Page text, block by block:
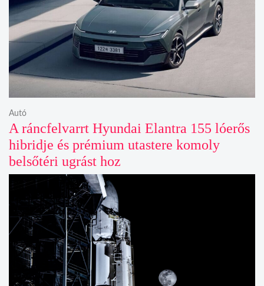
A ráncfelvarrt Hyundai Elantra 155 lóerős
hibridje és prémium utastere komoly
belsőtéri ugrást hoz
Autó